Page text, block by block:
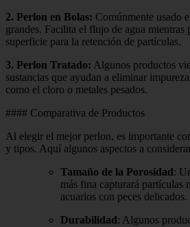
2. Perlon en Bolas: Comúnmente usado
grandes. Facilita el flujo de agua mientras
superficie para la retención de partículas.
3. Perlon Tratado: Algunos productos
sustancias que ayudan a eliminar
como el cloro o metales pesados.
#### Comparativa de Productos
Al elegir el mejor perlon, es importante
y tipos. Aquí algunos aspectos a
Tamaño de la Porosidad:
más fina capturará partículas
acuarios con peces delicados.
Durabilidad: Algunos